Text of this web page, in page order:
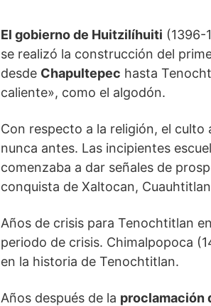
El gobierno de Huitzilíhuiti (1396-
se realizó la construcción del
desde Chapultepec hasta
caliente», como el algodón.
Con respecto a la religión, el
nunca antes. Las incipientes
comenzaba a dar señales de
conquista de Xaltocan,
Años de crisis para Tenochtitlan
periodo de crisis. Chimalpopoca
en la historia de Tenochtitlan.
Años después de la proclamación